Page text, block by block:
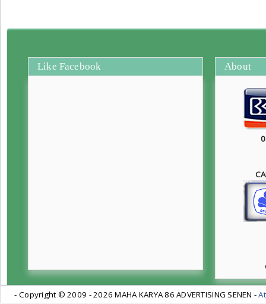
Like Facebook About
- Copyright © 2009 -2026 MAHA KARYA 86 ADVERTISING SENEN -